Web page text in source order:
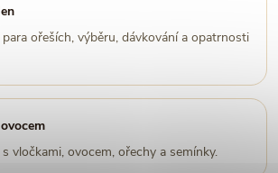
ořeších, výběru, dávkování a opatrnosti
vločkami, ovocem, ořechy a semínky.